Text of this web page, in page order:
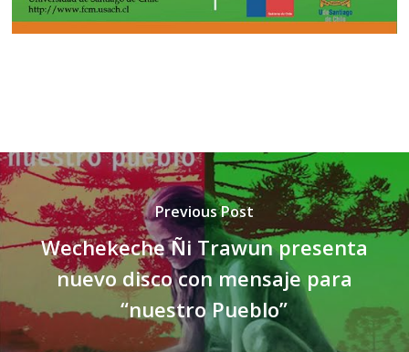
Previous Post
Wechekeche Ñi Trawun presenta
nuevo disco con mensaje para
“nuestro Pueblo”